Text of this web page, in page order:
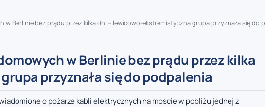
bez prądu przez kilka dni – lewicowo-ekstremistyczna grupa przyznała się do podpalenia
w Berlinie bez prądu przez kilka
przyznała się do podpalenia
o pożarze kabli elektrycznych na moście w pobliżu jednej z